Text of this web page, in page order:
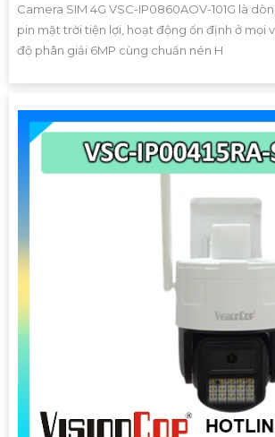
Camera SIM 4G VSC-IP0860AOV-101G là
pin mặt trời tiện lợi, hoạt động ổn định ở mọi
độ phân giải 6MP cùng chuẩn nén H